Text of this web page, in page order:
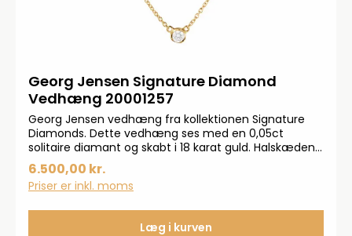
Georg Jensen Signature Diamond
Vedhæng 20001257
Georg Jensen vedhæng fra kollektionen Signature
Diamonds. Dette vedhæng ses med en 0,05ct
solitaire diamant og skabt i 18 karat guld. Halskæden
måler 45cm.
6.500,00 kr.
Priser er inkl. moms
Læg i kurven